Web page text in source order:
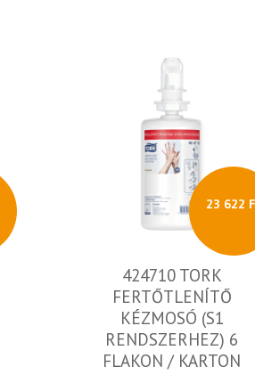
23 622
424710 TORK
FERTŐTLENÍTŐ
KÉZMOSÓ (S1
RENDSZERHEZ) 6
FLAKON / KARTON